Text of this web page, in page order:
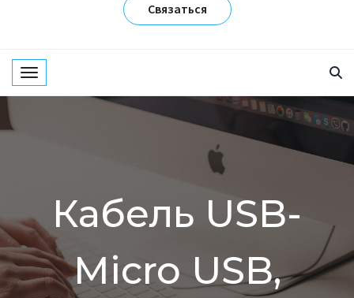
Связаться
Toggle navigation
Кабель USB-
Micro USB,